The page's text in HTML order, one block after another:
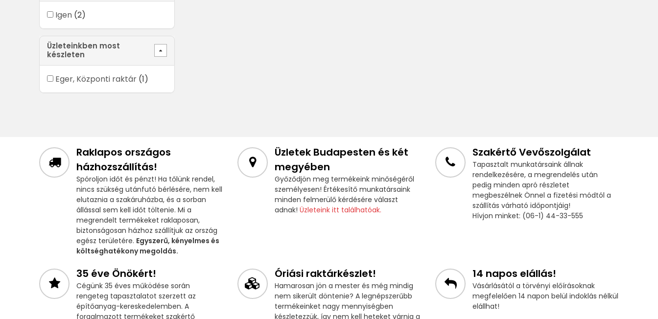
Igen (2)
Üzleteinkben most
készleten
Eger, Központi raktár (1)
Raklapos országos
házhozszállítás!
Spóroljon időt és pénzt! Ha tőlünk rendel,
nincs szükség utánfutó bérlésére, nem kell
elutaznia a szakáruházba, és a sorban
állással sem kell időt töltenie. Mi a
megrendelt termékeket raklaposan,
biztonságosan házhoz szállítjuk az ország
egész területére. Egyszerű, kényelmes és
költséghatékony megoldás.
Üzletek Budapesten és két
megyében
Győződjön meg termékeink minőségéről
személyesen! Értékesítő munkatársaink
minden felmerülő kérdésére választ
adnak! Üzleteink itt találhatóak.
Szakértő Vevőszolgálat
Tapasztalt munkatársaink állnak
rendelkezésére, a megrendelés után
pedig minden apró részletet
megbeszélnek Önnel a fizetési módtól a
szállítás várható időpontjáig!
Hívjon minket: (06-1) 44-33-555
35 éve Önökért!
Cégünk 35 éves működése során
rengeteg tapasztalatot szerzett az
építőanyag-kereskedelemben. A
forgalmazott termékeket szakértő
Óriási raktárkészlet!
Hamarosan jön a mester és még mindig
nem sikerült döntenie? A legnépszerűbb
termékeinket nagy mennyiségben
készletezzük, így nem kell heteket várnia a
14 napos elállás!
Vásárlásától a törvényi előírásoknak
megfelelően 14 napon belül indoklás nélkül
elállhat!